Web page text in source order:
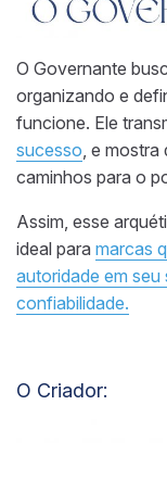
O Governante
organizando e
funcione. Ele
sucesso, e mostra
caminhos para o
Assim, esse
ideal para marcas
autoridade em
confiabilidade.
O Criador: